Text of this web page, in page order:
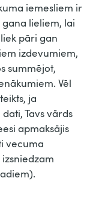
iemesliem ir
lieliem, lai
pāri gan
izdevumiem,
summējot,
Vēl
ja
Tavs vārds
apmaksājis
vecuma